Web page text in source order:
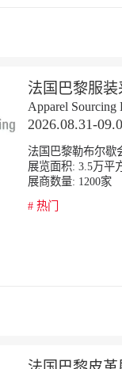
法国巴黎服装
Apparel Sourcing
2026.08.31-
法国巴黎勒布尔歇
展览面积: 3.5万平
展商数量: 1200家
# 热门